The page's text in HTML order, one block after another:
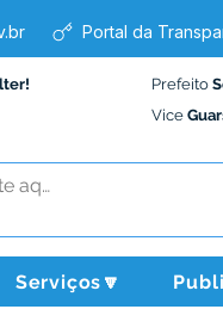
Portal da
Prefeito
Vice
Serviços🔽